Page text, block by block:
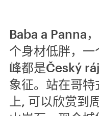
Baba a Panna
个身材低胖，
峰都是Český
象征。站在哥
上, 可以欣赏到